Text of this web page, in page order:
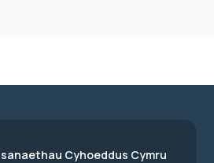
Cyhoeddus Cymru